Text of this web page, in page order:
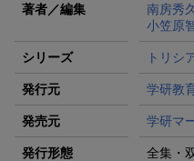
著者／編集 南房秀久
小笠原
シリーズ トリシ
発行元 学研教
発売元 学研マ
発行形態 全集・